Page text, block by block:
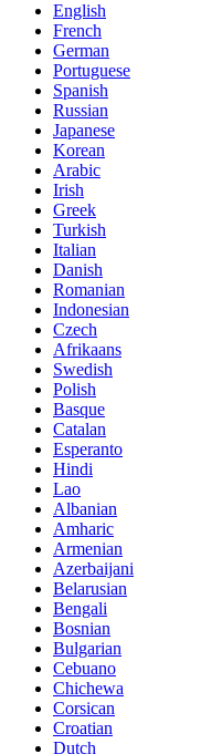
English
French
German
Portuguese
Spanish
Russian
Japanese
Korean
Arabic
Irish
Greek
Turkish
Italian
Danish
Romanian
Indonesian
Czech
Afrikaans
Swedish
Polish
Basque
Catalan
Esperanto
Hindi
Lao
Albanian
Amharic
Armenian
Azerbaijani
Belarusian
Bengali
Bosnian
Bulgarian
Cebuano
Chichewa
Corsican
Croatian
Dutch